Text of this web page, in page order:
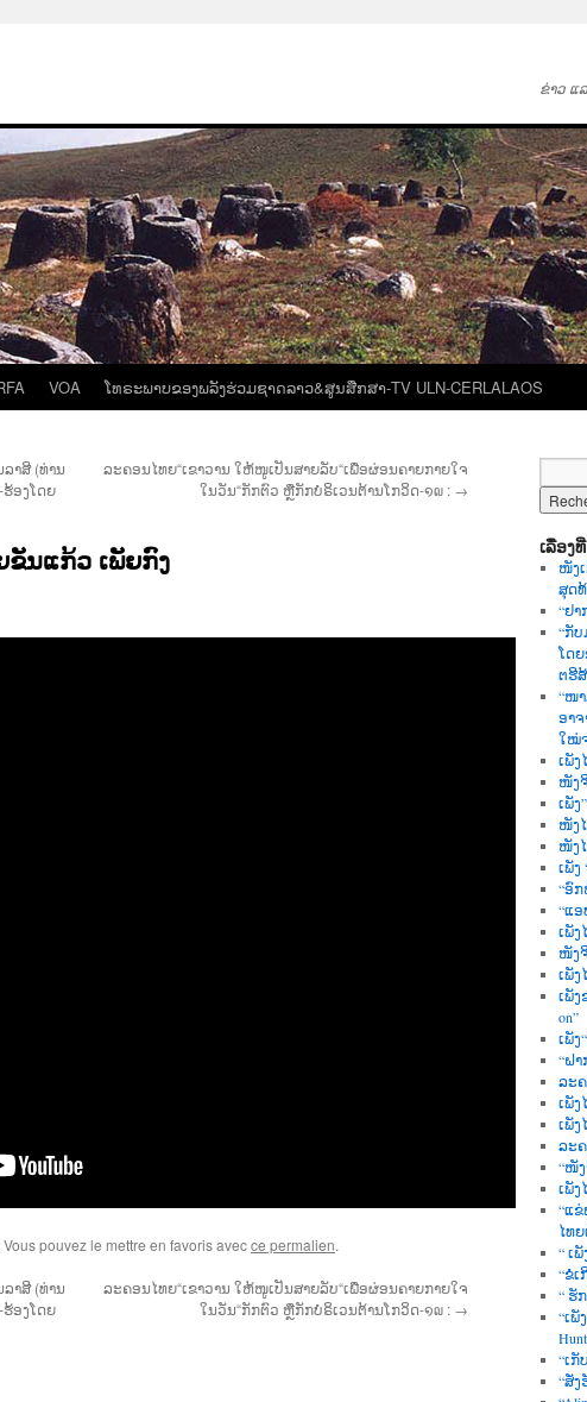
ຂ່າວ ແ
VOA ໂທຣະພາບຂອງພລັງຮ່ວມຊາດລາວ&ສູນສືກສາ-TV ULN-CERLALAOS
າສີ (ທ່ານ
ອງໂດຍ
ລະຄອນໄທຍ“ເຂາວານ ໃຫ້ໜູເປັນສາຍລັບ“ເພື່ອຜ່ອນຄາຍກາຍໃຈ
ໃນວັນ“ກັກຕົວ ຫຼືກັກບໍຣິເວນຕ້ານໂກວິດ-໑໙ : →
ຂັນແກ້ວ ເພັຍກົງ
Vous pouvez le mettre en favoris avecce permalien.
າສີ (ທ່ານ
ອງໂດຍ
ລະຄອນໄທຍ“ເຂາວານ ໃຫ້ໜູເປັນສາຍລັບ“ເພື່ອຜ່ອນຄາຍກາຍໃຈ
ໃນວັນ“ກັກຕົວ ຫຼືກັກບໍຣິເວນຕ້ານໂກວິດ-໑໙ : →
ເລື່ອງ
ໜັງ
ສຸດ
“ຢ
“ກັ
ໂດ
ຕຮີ
“ໜ
ອາ
ໃໝ່
ເພັງ
ໜັງ
ເພັງ
ໜັງ
ໜັງ
ເພັງ
“ອົ
“ແ
ເພັງ
ໜັງ
ເພັງ
ເພັງ
on”
ເພັງ
“ຝ
ລະ
ເພັງ
ເພັ
ລະ
“ໜັ
ເພັງ
“ແ
ໄທ
“ ເ
“ຂໍ
“ ຮັ
“ເ
“ເກັ
“ສັ່